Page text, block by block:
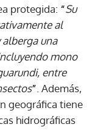
protegida: “Su
al
una
mono
entre
” . Además,
geográfica tiene
hidrográficas